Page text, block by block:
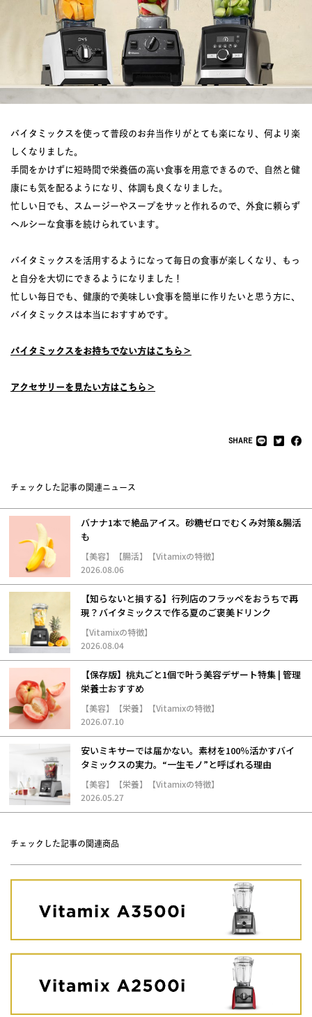
バイタミックスを使って普段のお弁当作りがとても楽になり、何より楽
しくなりました。
手間をかけずに短時間で栄養価の高い食事を用意できるので、自然と健
康にも気を配るようになり、体調も良くなりました。
忙しい日でも、スムージーやスープをサッと作れるので、外食に頼らず
ヘルシーな食事を続けられています。
バイタミックスを活用するようになって毎日の食事が楽しくなり、もっ
と自分を大切にできるようになりました！
忙しい毎日でも、健康的で美味しい食事を簡単に作りたいと思う方に、
バイタミックスは本当におすすめです。
バイタミックスをお持ちでない方はこちら＞
アクセサリーを見たい方はこちら＞
SHARE
チェックした記事の関連ニュース
バナナ1本で絶品アイス。砂糖ゼロでむくみ対策&腸活
も
【美容】【腸活】【Vitamixの特徴】
2026.08.06
【知らないと損する】行列店のフラッペをおうちで再
現？バイタミックスで作る夏のご褒美ドリンク
【Vitamixの特徴】
2026.08.04
【保存版】桃丸ごと1個で叶う美容デザート特集 | 管理
栄養士おすすめ
【美容】【栄養】【Vitamixの特徴】
2026.07.10
安いミキサーでは届かない。素材を100％活かすバイ
タミックスの実力。“一生モノ”と呼ばれる理由
【美容】【栄養】【Vitamixの特徴】
2026.05.27
チェックした記事の関連商品